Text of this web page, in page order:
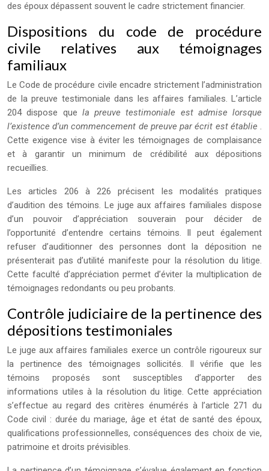
des époux dépassent souvent le cadre strictement financier.
Dispositions du code de procédure
civile relatives aux témoignages
familiaux
Le Code de procédure civile encadre strictement l’administration
de la preuve testimoniale dans les affaires familiales. L’article
204 dispose que la preuve testimoniale est admise lorsque
l’existence d’un commencement de preuve par écrit est établie .
Cette exigence vise à éviter les témoignages de complaisance
et à garantir un minimum de crédibilité aux dépositions
recueillies.
Les articles 206 à 226 précisent les modalités pratiques
d’audition des témoins. Le juge aux affaires familiales dispose
d’un pouvoir d’appréciation souverain pour décider de
l’opportunité d’entendre certains témoins. Il peut également
refuser d’auditionner des personnes dont la déposition ne
présenterait pas d’utilité manifeste pour la résolution du litige.
Cette faculté d’appréciation permet d’éviter la multiplication de
témoignages redondants ou peu probants.
Contrôle judiciaire de la pertinence des
dépositions testimoniales
Le juge aux affaires familiales exerce un contrôle rigoureux sur
la pertinence des témoignages sollicités. Il vérifie que les
témoins proposés sont susceptibles d’apporter des
informations utiles à la résolution du litige. Cette appréciation
s’effectue au regard des critères énumérés à l’article 271 du
Code civil : durée du mariage, âge et état de santé des époux,
qualifications professionnelles, conséquences des choix de vie,
patrimoine et droits prévisibles.